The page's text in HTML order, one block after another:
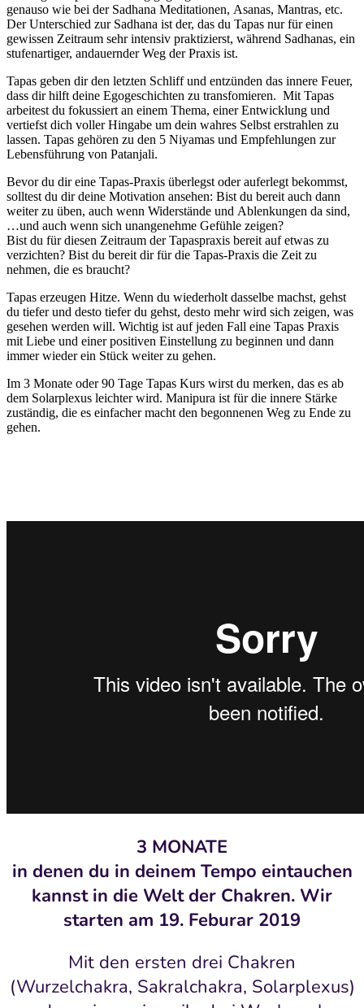
genauso wie bei der Sadhana Meditationen, Asanas, Mantras, etc.
Der Unterschied zur Sadhana ist der, das du Tapas nur für einen
gewissen Zeitraum sehr intensiv praktizierst, während Sadhanas, ein
stufenartiger, andauernder Weg der Praxis ist.
Tapas geben dir den letzten Schliff und entzünden das innere Feuer,
dass dir hilft deine Egogeschichten zu transfomieren. Mit Tapas
arbeitest du fokussiert an einem Thema, einer Entwicklung und
vertiefst dich voller Hingabe um dein wahres Selbst erstrahlen zu
lassen. Tapas gehören zu den 5 Niyamas und Empfehlungen zur
Lebensführung von Patanjali.
Bevor du dir eine Tapas-Praxis überlegst oder auferlegt bekommst,
solltest du dir deine Motivation ansehen: Bist du bereit auch dann
weiter zu üben, auch wenn Widerstände und Ablenkungen da sind,
…und auch wenn sich unangenehme Gefühle zeigen?
Bist du für diesen Zeitraum der Tapaspraxis bereit auf etwas zu
verzichten? Bist du bereit dir für die Tapas-Praxis die Zeit zu
nehmen, die es braucht?
Tapas erzeugen Hitze. Wenn du wiederholt dasselbe machst, gehst
du tiefer und desto tiefer du gehst, desto mehr wird sich zeigen, was
gesehen werden will. Wichtig ist auf jeden Fall eine Tapas Praxis
mit Liebe und einer positiven Einstellung zu beginnen und dann
immer wieder ein Stück weiter zu gehen.
Im 3 Monate oder 90 Tage Tapas Kurs wirst du merken, das es ab
dem Solarplexus leichter wird. Manipura ist für die innere Stärke
zuständig, die es einfacher macht den begonnenen Weg zu Ende zu
gehen.
3 MONATE
in denen du in deinem Tempo eintauchen
kannst in die Welt der Chakren. Wir
starten am 19. Feburar 2019
Mit den ersten drei Chakren
(Wurzelchakra, Sakralchakra, Solarplexus)